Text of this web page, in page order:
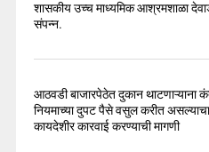
शासकीय उच्च माध्यमिक आश्रमशाळा
संपन्न.
आठवडी बाजारपेठेत दुकान थाटणाऱ्याना
नियमाच्या दुपट पैसे वसुल करीत
कायदेशीर कारवाई करण्याची मागणी